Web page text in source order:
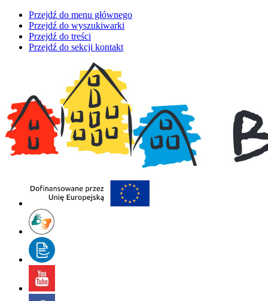
Przejdź do menu głównego
Przejdź do wyszukiwarki
Przejdź do treści
Przejdź do sekcji kontakt